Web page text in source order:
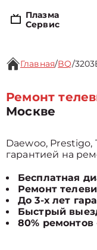
Плазма
Сервис
Главная/BQ/
Ремонт
Москве
Daewoo,
гарантией на
Бесплатная
Ремонт
До 3-х лет
Быстрый
80%